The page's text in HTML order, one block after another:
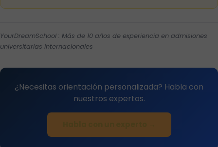
YourDreamSchool : Más de 10 años de experiencia en admisiones
universitarias internacionales
¿Necesitas orientación personalizada? Habla con
nuestros expertos.